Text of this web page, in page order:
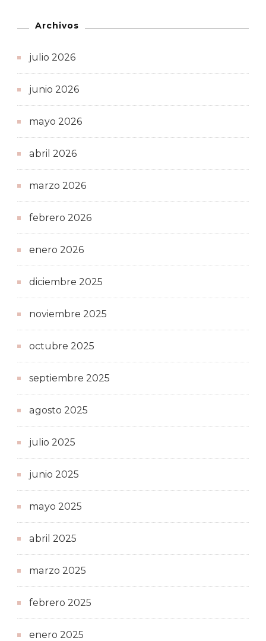
Archivos
julio 2026
junio 2026
mayo 2026
abril 2026
marzo 2026
febrero 2026
enero 2026
diciembre 2025
noviembre 2025
octubre 2025
septiembre 2025
agosto 2025
julio 2025
junio 2025
mayo 2025
abril 2025
marzo 2025
febrero 2025
enero 2025